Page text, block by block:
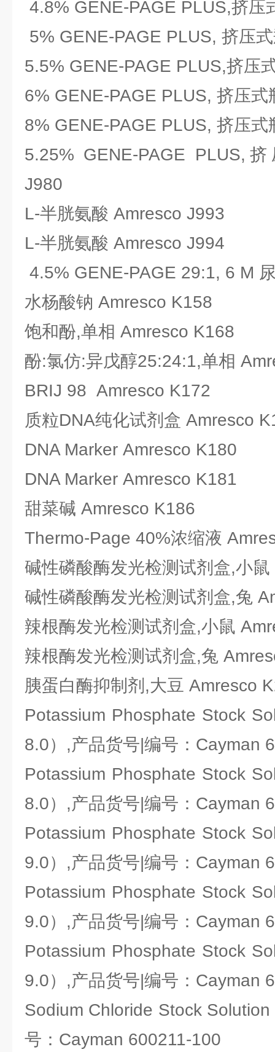
4.8% GENE-PAGE PLUS,挤压
5% GENE-PAGE PLUS, 挤压
5.5% GENE-PAGE PLUS,挤压
6% GENE-PAGE PLUS, 挤压
8% GENE-PAGE PLUS, 挤压
5.25% GENE-PAGE PLUS,
J980
L-半胱氨酸 Amresco J993
L-半胱氨酸 Amresco J994
4.5% GENE-PAGE 29:1, 6 M
水杨酸钠 Amresco K158
饱和酚,单相 Amresco K168
酚:氯仿:异戊醇25:24:1,单相
BRIJ 98 Amresco K172
质粒DNA纯化试剂盒 Amresco
DNA Marker Amresco K180
DNA Marker Amresco K181
甜菜碱 Amresco K186
Thermo-Page 40%浓缩液
碱性磷酸酶发光检测试剂盒,小
碱性磷酸酶发光检测试剂盒,兔
辣根酶发光检测试剂盒,小鼠
辣根酶发光检测试剂盒,兔
胰蛋白酶抑制剂,大豆 Amresco
Potassium Phosphate Stock
8.0）,产品货号|编号：Cayman
Potassium Phosphate Stock
8.0）,产品货号|编号：Cayman
Potassium Phosphate Stock
9.0）,产品货号|编号：Cayman
Potassium Phosphate Stock
9.0）,产品货号|编号：Cayman
Potassium Phosphate Stock
9.0）,产品货号|编号：Cayman
Sodium Chloride Stock
号：Cayman 600211-100